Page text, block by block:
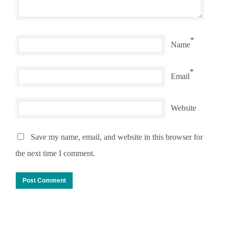
Name
*
Email
*
Website
Save my name, email, and website in this browser for
the next time I comment.